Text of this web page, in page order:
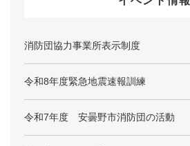
消防団協力事業所表示制度
令和8年度緊急地震速報訓練
令和7年度 安曇野市消防団の活動